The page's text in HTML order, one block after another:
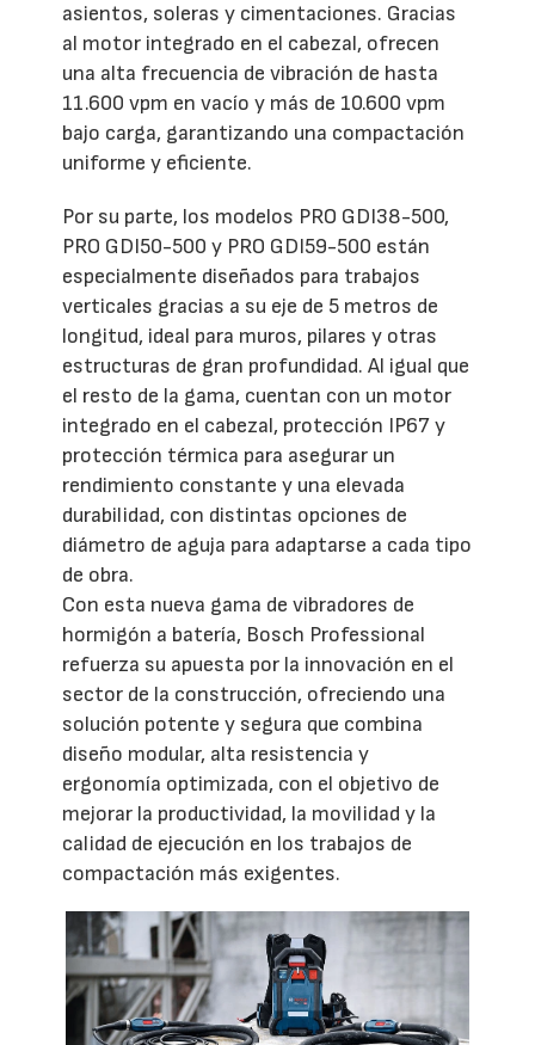
asientos, soleras y cimentaciones. Gracias
al motor integrado en el cabezal, ofrecen
una alta frecuencia de vibración de hasta
11.600 vpm en vacío y más de 10.600 vpm
bajo carga, garantizando una compactación
uniforme y eficiente.
Por su parte, los modelos PRO GDI38-500,
PRO GDI50-500 y PRO GDI59-500 están
especialmente diseñados para trabajos
verticales gracias a su eje de 5 metros de
longitud, ideal para muros, pilares y otras
estructuras de gran profundidad. Al igual que
el resto de la gama, cuentan con un motor
integrado en el cabezal, protección IP67 y
protección térmica para asegurar un
rendimiento constante y una elevada
durabilidad, con distintas opciones de
diámetro de aguja para adaptarse a cada tipo
de obra.
Con esta nueva gama de vibradores de
hormigón a batería, Bosch Professional
refuerza su apuesta por la innovación en el
sector de la construcción, ofreciendo una
solución potente y segura que combina
diseño modular, alta resistencia y
ergonomía optimizada, con el objetivo de
mejorar la productividad, la movilidad y la
calidad de ejecución en los trabajos de
compactación más exigentes.